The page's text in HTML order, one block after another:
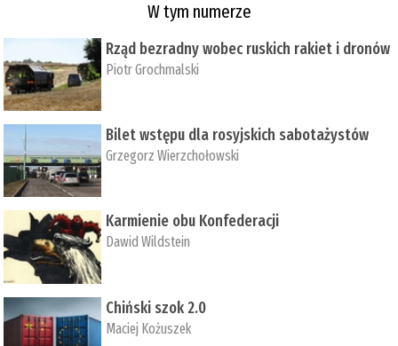
W tym numerze
Rząd bezradny wobec ruskich rakiet i dronów
Piotr Grochmalski
Bilet wstępu dla rosyjskich sabotażystów
Grzegorz Wierzchołowski
Karmienie obu Konfederacji
Dawid Wildstein
Chiński szok 2.0
Maciej Kożuszek